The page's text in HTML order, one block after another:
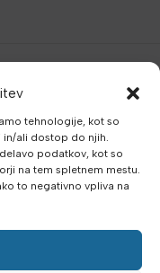
tehnologije, kot so
in/ali dostop do njih.
podatkov, kot so
na tem spletnem mestu.
to negativno vpliva na